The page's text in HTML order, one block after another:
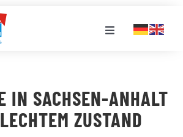
Toggle
IN SACHSEN-ANHALT
ZUSTAND